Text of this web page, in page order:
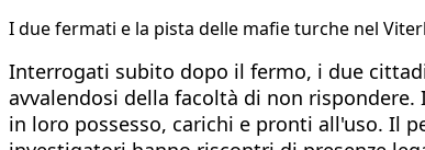
​I due fermati e la pista delle mafie turche nel
Interrogati subito dopo il fermo, i due
avvalendosi della facoltà di non
in loro possesso, carichi e pronti all'uso. Il